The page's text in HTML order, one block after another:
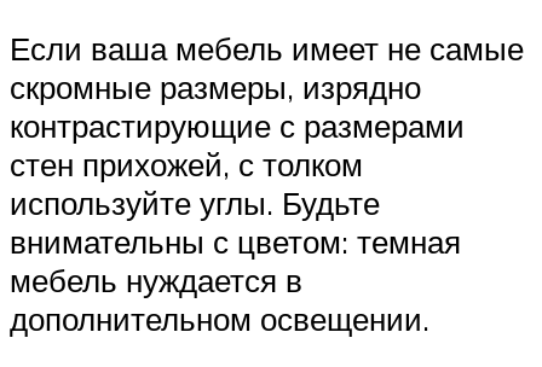
Если ваша мебель имеет не самые
скромные размеры, изрядно
контрастирующие с размерами
стен прихожей, с толком
используйте углы. Будьте
внимательны с цветом: темная
мебель нуждается в
дополнительном освещении.